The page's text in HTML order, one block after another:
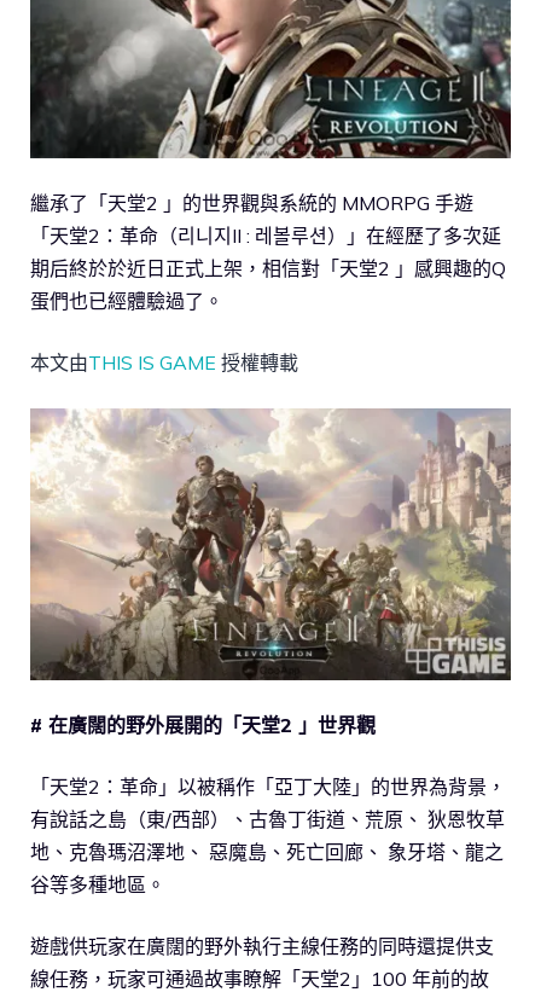
繼承了「天堂2 」的世界觀與系統的 MMORPG 手遊
「天堂2：革命（리니지II : 레볼루션）」在經歷了多次延
期后終於於近日正式上架，相信對「天堂2 」感興趣的Q
蛋們也已經體驗過了。
本文由THIS IS GAME 授權轉載
# 在廣闊的野外展開的「天堂2 」世界觀
「天堂2：革命」以被稱作「亞丁大陸」的世界為背景，
有說話之島（東/西部）、古魯丁街道、荒原、 狄恩牧草
地、克魯瑪沼澤地、 惡魔島、死亡回廊、 象牙塔、龍之
谷等多種地區。
遊戲供玩家在廣闊的野外執行主線任務的同時還提供支
線任務，玩家可通過故事瞭解「天堂2」100 年前的故